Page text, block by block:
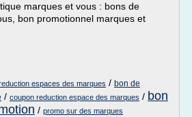
marques et vous : bons de
bon promotionnel marques et
espaces des marques / bon de
/ coupon reduction espace des marques / bon
/ promo sur des marques